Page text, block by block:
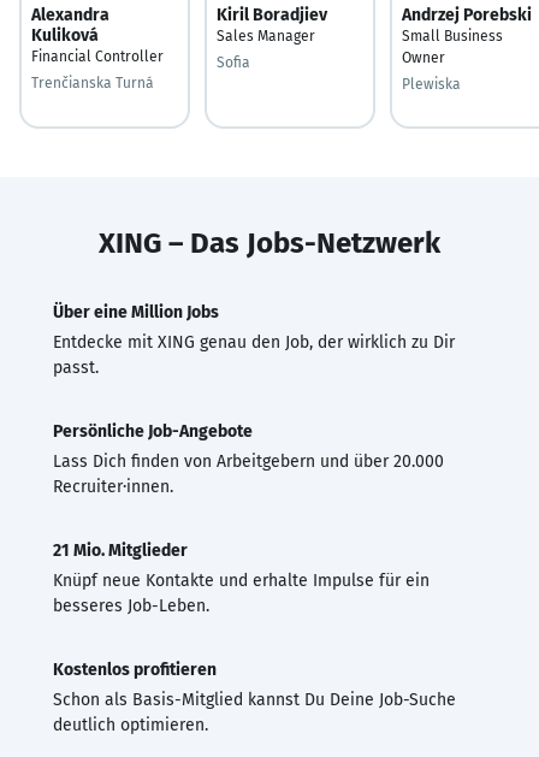
Alexandra
Kuliková
Financial Controller
Trenčianska Turná
Kiril Boradjiev
Sales Manager
Sofia
Andrzej Porebski
Small Business
Owner
Plewiska
XING – Das Jobs-Netzwerk
Über eine Million Jobs
Entdecke mit XING genau den Job, der wirklich zu Dir
passt.
Persönliche Job-Angebote
Lass Dich finden von Arbeitgebern und über 20.000
Recruiter·innen.
21 Mio. Mitglieder
Knüpf neue Kontakte und erhalte Impulse für ein
besseres Job-Leben.
Kostenlos profitieren
Schon als Basis-Mitglied kannst Du Deine Job-Suche
deutlich optimieren.